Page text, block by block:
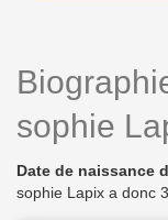
sophie
Date de naissance
sophie Lapix a donc